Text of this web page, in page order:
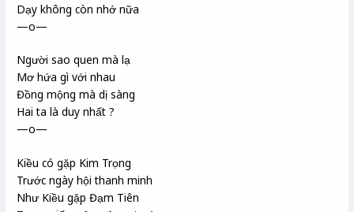
Dạy không còn nhớ nữa
—o—
Người sao quen mà lạ
Mơ hứa gì với nhau
Đồng mộng mà dị sàng
Hai ta là duy nhất ?
—o—
Kiều có gặp Kim Trọng
Trước ngày hội thanh minh
Như Kiều gặp Đạm Tiên